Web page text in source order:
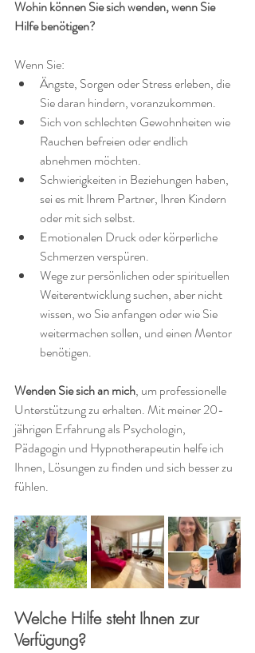
Wohin können Sie sich wenden, wenn Sie
Hilfe benötigen?
Wenn Sie:
Ängste, Sorgen oder Stress erleben, die
Sie daran hindern, voranzukommen.
Sich von schlechten Gewohnheiten wie
Rauchen befreien oder endlich
abnehmen möchten.
Schwierigkeiten in Beziehungen haben,
sei es mit Ihrem Partner, Ihren Kindern
oder mit sich selbst.
Emotionalen Druck oder körperliche
Schmerzen verspüren.
Wege zur persönlichen oder spirituellen
Weiterentwicklung suchen, aber nicht
wissen, wo Sie anfangen oder wie Sie
weitermachen sollen, und einen Mentor
benötigen.
Wenden Sie sich an mich, um professionelle
Unterstützung zu erhalten. Mit meiner 20-
jährigen Erfahrung als Psychologin,
Pädagogin und Hypnotherapeutin helfe ich
Ihnen, Lösungen zu finden und sich besser zu
fühlen.
Welche Hilfe steht Ihnen zur
Verfügung?